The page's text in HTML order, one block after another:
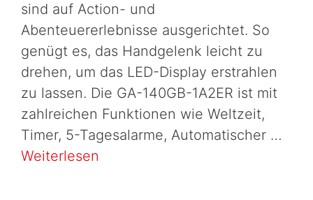
sind auf Action- und
Abenteuererlebnisse ausgerichtet. So
genügt es, das Handgelenk leicht zu
drehen, um das LED-Display erstrahlen
zu lassen. Die GA-140GB-1A2ER ist mit
zahlreichen Funktionen wie Weltzeit,
Timer, 5-Tagesalarme, Automatischer …
Weiterlesen